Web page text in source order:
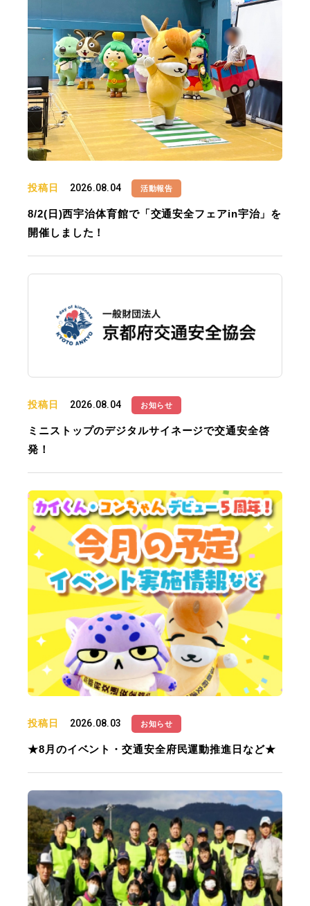
投稿日 2026.08.04 活動報告
8/2(日)西宇治体育館で「交通安全フェアin宇治」を
開催しました！
投稿日 2026.08.04 お知らせ
ミニストップのデジタルサイネージで交通安全啓
発！
投稿日 2026.08.03 お知らせ
★8月のイベント・交通安全府民運動推進日など★